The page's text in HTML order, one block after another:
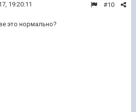
#10
19:20:11
это нормально?